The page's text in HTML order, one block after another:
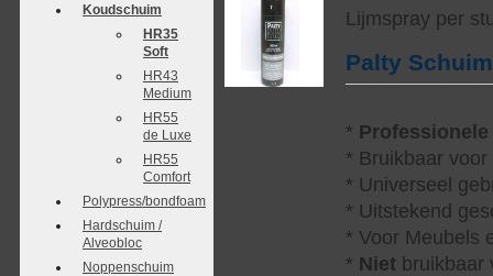
Koudschuim
HR35
Soft
HR43
Medium
HR55
de Luxe
HR55
Comfort
Polypress/bondfoam
Hardschuim /
Alveobloc
Noppenschuim
Lijmspray per
Palty
* Professionele
* Bruikbaar
* Universeel
* Uitstekend
* Voor Meubels
* Niet bruikbaar